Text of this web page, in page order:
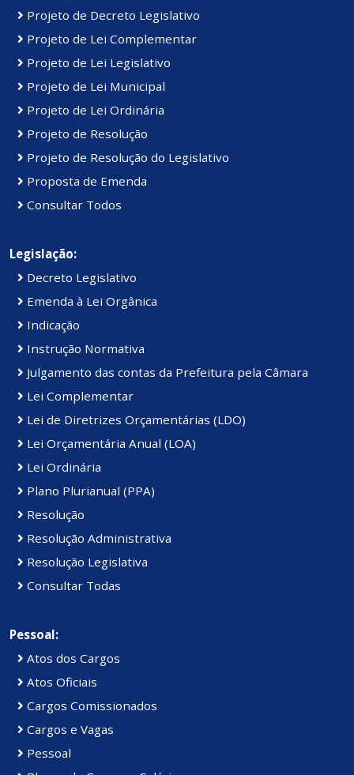
Projeto de Decreto Legislativo
Projeto de Lei Complementar
Projeto de Lei Legislativo
Projeto de Lei Municipal
Projeto de Lei Ordinária
Projeto de Resolução
Projeto de Resolução do Legislativo
Proposta de Emenda
Consultar Todos
Legislação:
Decreto Legislativo
Emenda à Lei Orgânica
Indicação
Instrução Normativa
Julgamento das contas da Prefeitura pela Câmara
Lei Complementar
Lei de Diretrizes Orçamentárias (LDO)
Lei Orçamentária Anual (LOA)
Lei Ordinária
Plano Plurianual (PPA)
Resolução
Resolução Administrativa
Resolução Legislativa
Consultar Todas
Pessoal:
Atos dos Cargos
Atos Oficiais
Cargos Comissionados
Cargos e Vagas
Pessoal